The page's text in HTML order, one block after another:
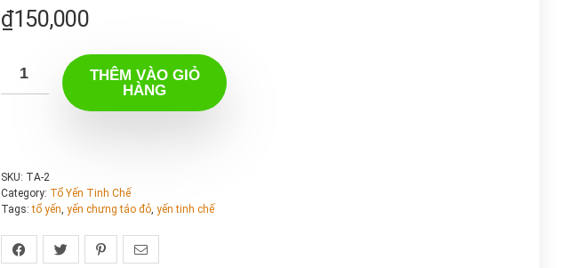
₫150,000
THÊM VÀO GIỎ
HÀNG
SKU: TA-2
Category: Tổ Yến Tinh Chế
Tags:tổ yến yến chưng táo đỏ yến tinh chế